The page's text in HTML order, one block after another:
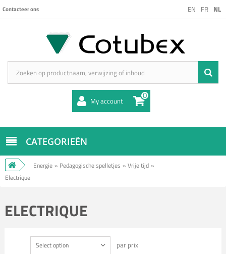
EN FR NL
Contacteer ons
My account 0
CATEGORIEËN
Energie » Pedagogische spelletjes » Vrije tijd »
Electrique
ELECTRIQUE
Select option par prix